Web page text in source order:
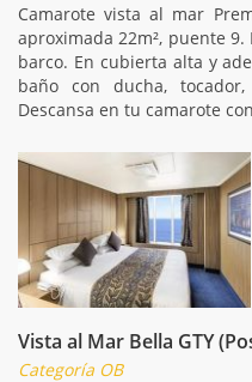
Camarote vista al mar
aproximada 22m², puente
barco. En cubierta alta y
baño con ducha,
Descansa en tu camarote
Vista al Mar Bella GTY
Categoría OB